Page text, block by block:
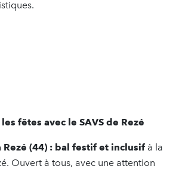
fêtes avec le SAVS de Rezé
(44) : bal festif et inclusif à la
Ouvert à tous, avec une attention